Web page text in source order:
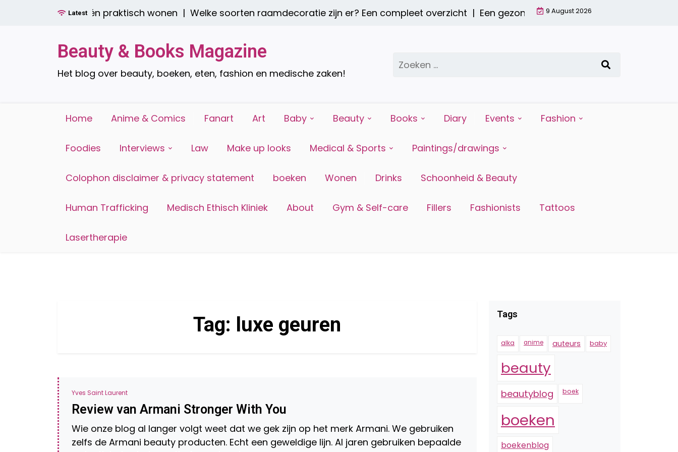
Latest
boren: stijlvol én praktisch wonen | Welke soorten raamdecoratie zijn er? Een compleet overzicht | Een gezond ontbijt met een smoothie:
9 August 2026
Beauty & Books Magazine
Het blog over beauty, boeken, eten, fashion en medische zaken!
Zoeken
naar:
Home Anime & Comics Fanart Art Baby Beauty Books Diary Events Fashion
Foodies Interviews Law Make up looks Medical & Sports Paintings/drawings
Colophon disclaimer & privacy statement boeken Wonen Drinks Schoonheid & Beauty
Human Trafficking Medisch Ethisch Kliniek About Gym & Self-care Fillers Fashionists Tattoos
Lasertherapie
Tag: luxe geuren
Yves Saint Laurent
Review van Armani Stronger With You
Wie onze blog al langer volgt weet dat we gek zijn op het merk Armani. We gebruiken
zelfs de Armani beauty producten. Echt een geweldige lijn. Al jaren gebruiken bepaalde
Tags
alka anime auteurs baby
beauty
beautyblog boek
boeken
boekenblog